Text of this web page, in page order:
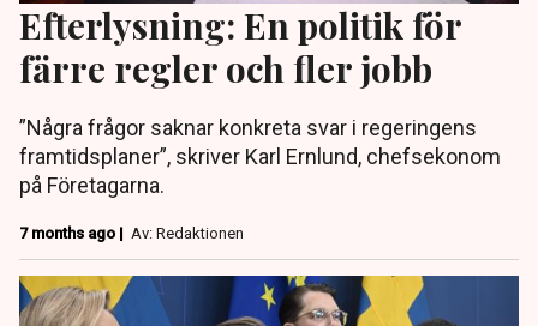
Efterlysning: En politik för
färre regler och fler jobb
”Några frågor saknar konkreta svar i regeringens
framtidsplaner”, skriver Karl Ernlund, chefsekonom
på Företagarna.
7 months ago | Av: Redaktionen